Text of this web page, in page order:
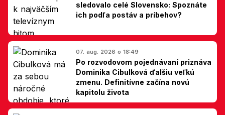
sledovalo celé Slovensko: Spoznáte
ich podľa postáv a príbehov?
07. aug. 2026 o 18:49
Po rozvodovom pojednávaní priznáva
Dominika Cibulková ďalšiu veľkú
zmenu. Definitívne začína novú
kapitolu života